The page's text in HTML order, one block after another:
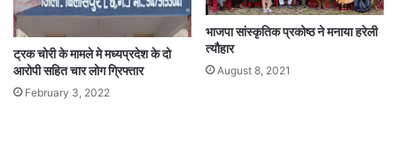
ट्रक चोरी के मामले मे मध्यप्रदेश के दो
आरोपी सहित चार लोग ग्रिफ्तार
February 3, 2022
भाजपा सांस्कृतिक प्रकोष्ठ ने मनाया हरेली
त्यौहार
August 8, 2021